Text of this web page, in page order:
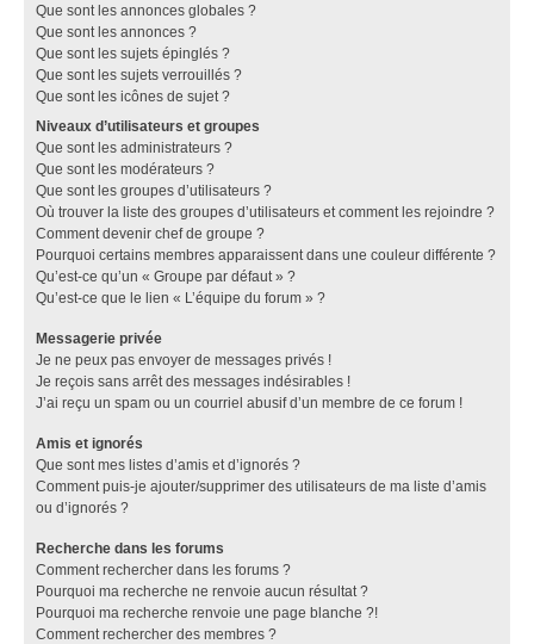
Que sont les annonces globales ?
Que sont les annonces ?
Que sont les sujets épinglés ?
Que sont les sujets verrouillés ?
Que sont les icônes de sujet ?
Niveaux d’utilisateurs et groupes
Que sont les administrateurs ?
Que sont les modérateurs ?
Que sont les groupes d’utilisateurs ?
Où trouver la liste des groupes d’utilisateurs et comment les rejoindre ?
Comment devenir chef de groupe ?
Pourquoi certains membres apparaissent dans une couleur différente ?
Qu’est-ce qu’un « Groupe par défaut » ?
Qu’est-ce que le lien « L’équipe du forum » ?
Messagerie privée
Je ne peux pas envoyer de messages privés !
Je reçois sans arrêt des messages indésirables !
J’ai reçu un spam ou un courriel abusif d’un membre de ce forum !
Amis et ignorés
Que sont mes listes d’amis et d’ignorés ?
Comment puis-je ajouter/supprimer des utilisateurs de ma liste d’amis
ou d’ignorés ?
Recherche dans les forums
Comment rechercher dans les forums ?
Pourquoi ma recherche ne renvoie aucun résultat ?
Pourquoi ma recherche renvoie une page blanche ?!
Comment rechercher des membres ?